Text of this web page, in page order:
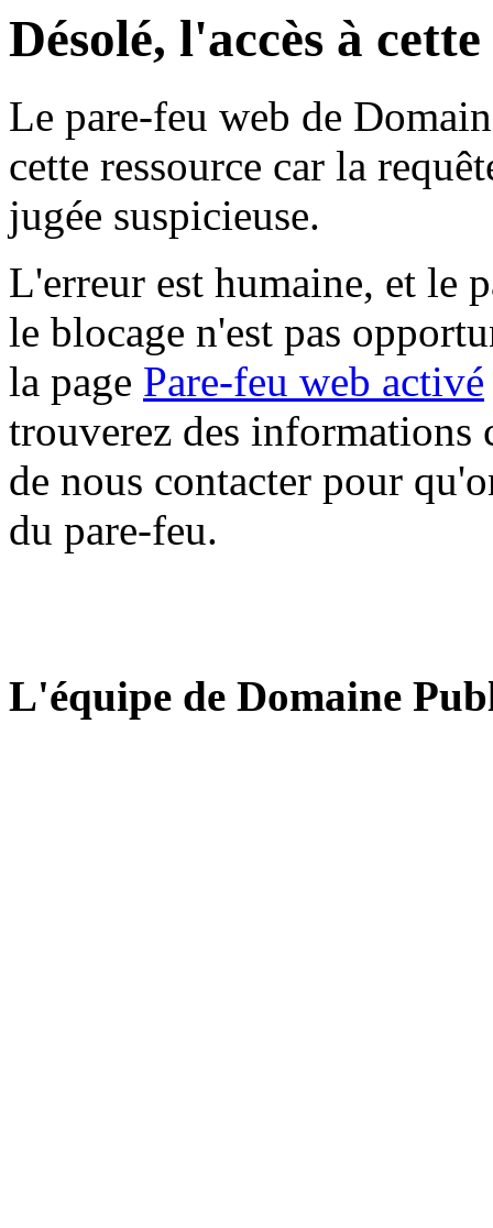
Désolé, l'accès à
Le pare-feu web de
cette ressource car la
jugée suspicieuse.
L'erreur est humaine, et le
le blocage n'est pas
la page Pare-feu web activé
trouverez des informations
de nous contacter pour
du pare-feu.
L'équipe de Domaine